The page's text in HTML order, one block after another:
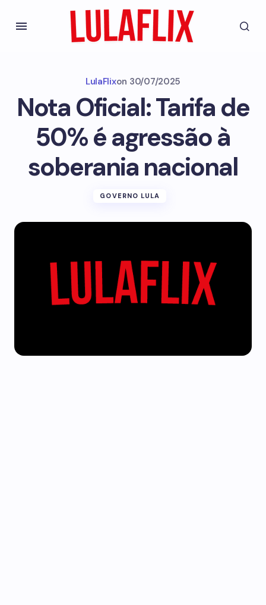
LulaFlixon 30/07/2025
Nota Oficial: Tarifa de
50% é agressão à
soberania nacional
GOVERNO LULA